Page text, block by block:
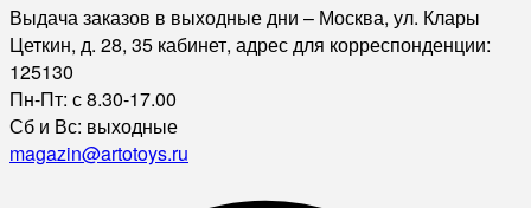
Выдача заказов в выходные дни – Москва, ул. Клары
Цеткин, д. 28, 35 кабинет, адрес для корреспонденции:
125130
Пн-Пт: с 8.30-17.00
Сб и Вс: выходные
magazin@artotoys.ru